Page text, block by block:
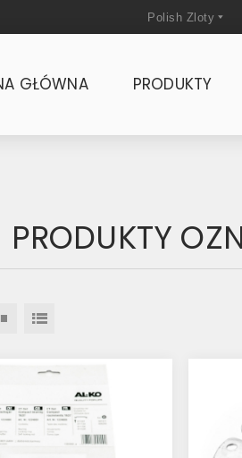
GŁÓWNA PRODUKTY
PRODUKTY